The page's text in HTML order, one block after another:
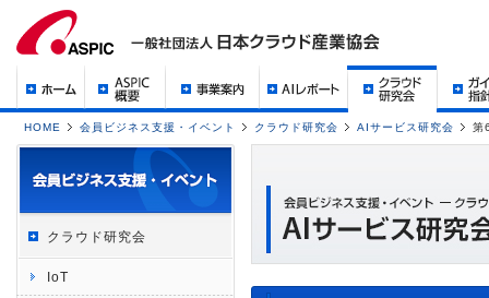
HOME 会員ビジネス支援・イベント クラウド研究会 AIサービス研究会 第
クラウド研究会
IoT